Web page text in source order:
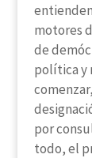
motores
de
política y
por
todo, el